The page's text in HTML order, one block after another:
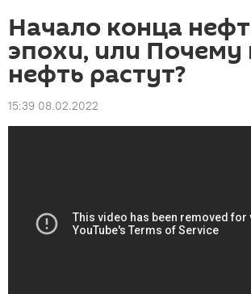
Начало конца
эпохи, или
нефть растут?
15:39 08.02.2022